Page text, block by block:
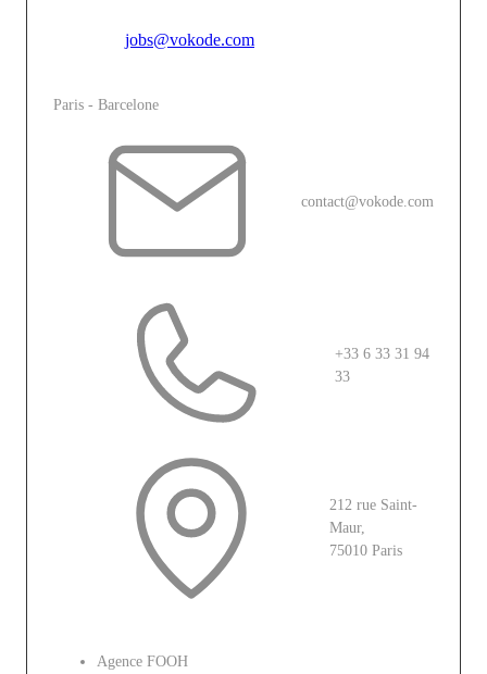
jobs@vokode.com
Paris - Barcelone
contact@vokode.com
+33 6 33 31 94
33
212 rue Saint-
Maur,
75010 Paris
Agence FOOH